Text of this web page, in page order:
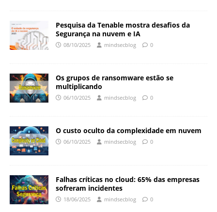
Pesquisa da Tenable mostra desafios da
Segurança na nuvem e IA
08/10/2025 mindsecblog 0
Os grupos de ransomware estão se
multiplicando
06/10/2025 mindsecblog 0
O custo oculto da complexidade em nuvem
06/10/2025 mindsecblog 0
Falhas críticas no cloud: 65% das empresas
sofreram incidentes
18/06/2025 mindsecblog 0